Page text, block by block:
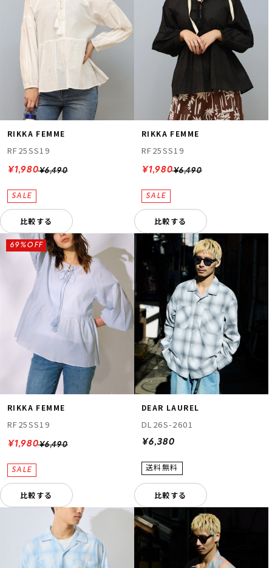
RIKKA FEMME
RF25SS19
¥6,490
¥1,980
比較する
RIKKA FEMME
RF25SS19
¥6,490
¥1,980
比較する
RIKKA FEMME
RF25SS19
¥6,490
69%OFF
¥1,980
比較する
DEAR LAUREL
DL26S-2601
¥6,380
比較する